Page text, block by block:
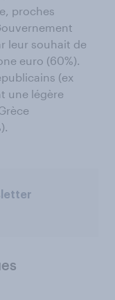
proches
leur souhait de
euro (60%).
(ex
une légère